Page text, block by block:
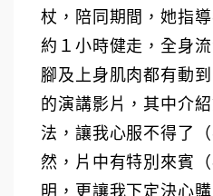
杖，陪同期間，她指
約１小時健走，全身
腳及上身肌肉都有動
的演講影片，其中介
法，讓我心服不得了
然，片中有特別來賓
明，更讓我下定決心